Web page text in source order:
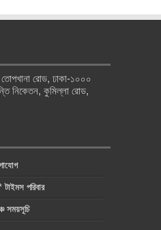
রোড, ঢাকা-১০০০
নিকেতন, কুমিল্লা রোড,
টাইমস পরিবার
সময়সূচি